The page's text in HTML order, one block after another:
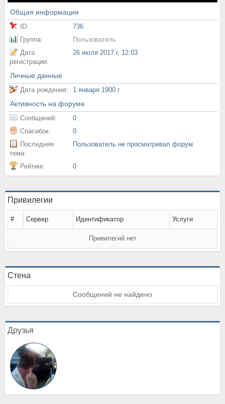
Общая информация
ID:
736
Группа:
Пользователь
Дата
регистрации:
26 июля 2017 г, 12:03
Личные данные
Дата рождения: 1 января 1900 г
Активность на форуме
Сообщений:
0
Спасибок:
0
Последняя
тема:
Пользователь не просматривал форум
Рейтинг: 0
Привилегии
# Сервер Идентификатор Услуги
Привилегий нет
Стена
Сообщений не найдено
Друзья